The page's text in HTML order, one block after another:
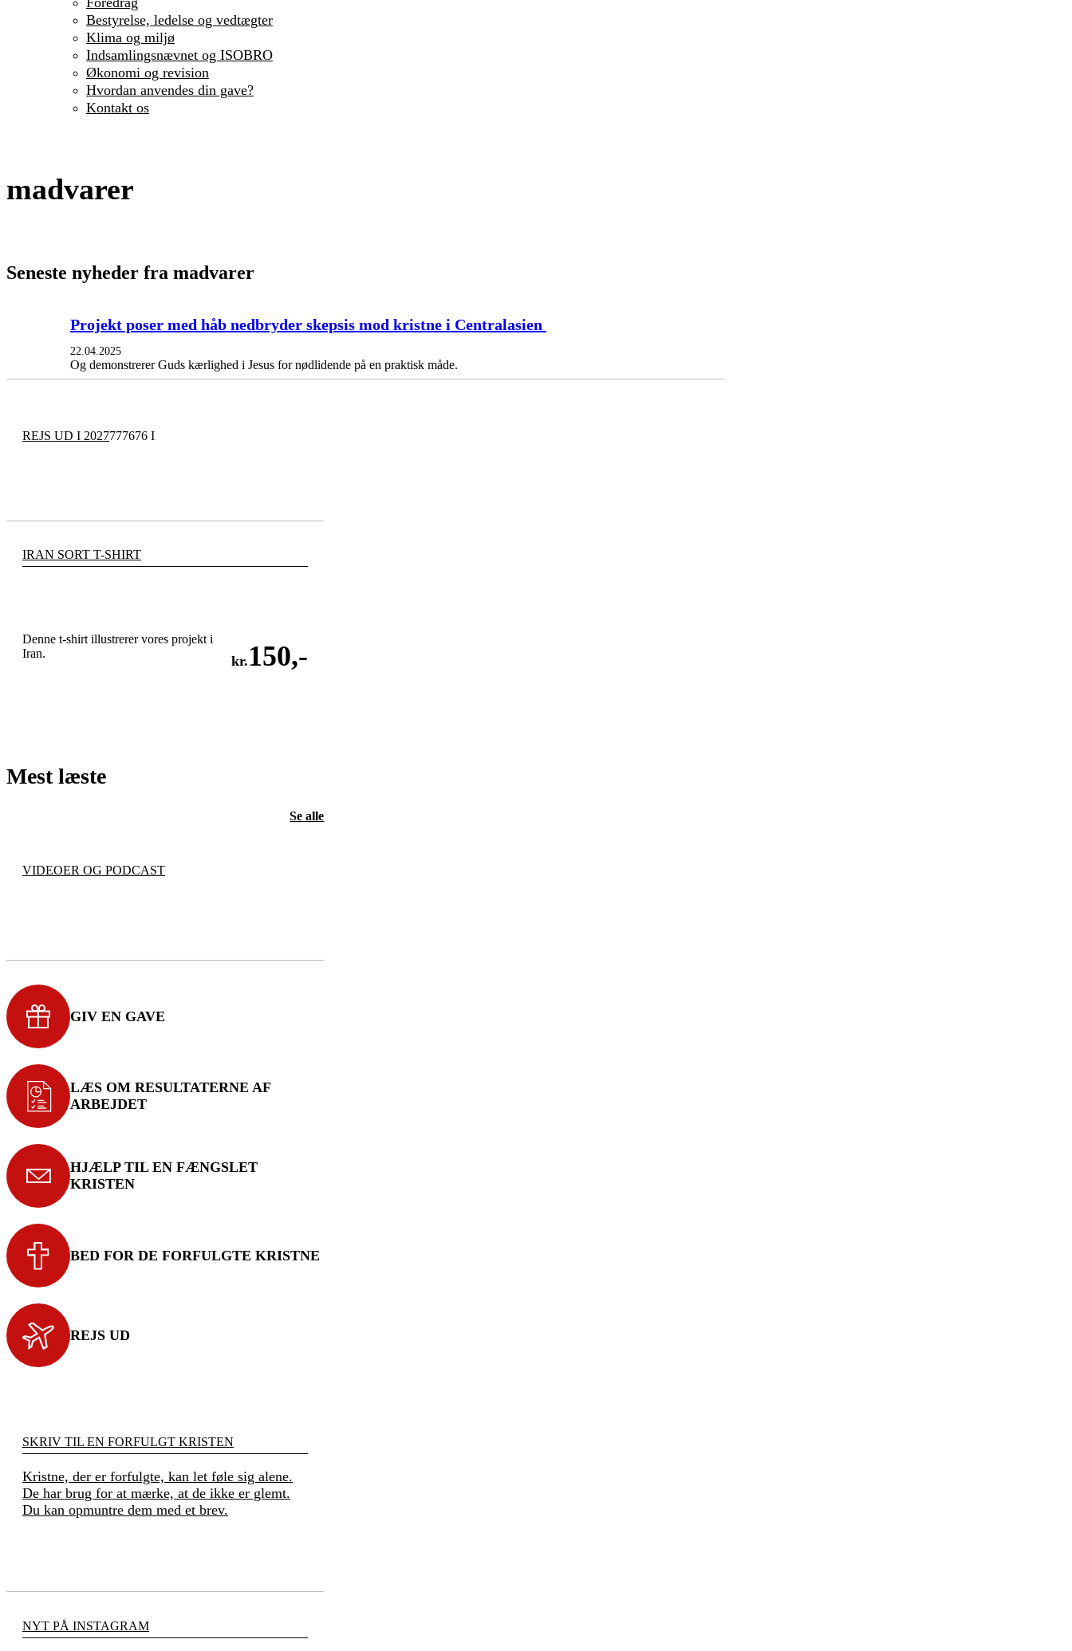
Bestyrelse, ledelse og vedtægter
Klima og miljø
Indsamlingsnævnet og ISOBRO
Økonomi og revision
Hvordan anvendes din gave?
Kontakt os
madvarer
Seneste nyheder fra madvarer
Projekt poser med håb nedbryder skepsis mod kristne i Centralasien
22.04.2025
Og demonstrerer Guds kærlighed i Jesus for nødlidende på en praktisk måde.
REJS UD I 2027777676 I
IRAN SORT T-SHIRT
Denne t-shirt illustrerer vores projekt i
Iran.
kr.150,-
Mest læste
Se alle
VIDEOER OG PODCAST
GIV EN GAVE
LÆS OM RESULTATERNE AF
ARBEJDET
HJÆLP TIL EN FÆNGSLET
KRISTEN
BED FOR DE FORFULGTE KRISTNE
REJS UD
SKRIV TIL EN FORFULGT KRISTEN
Kristne, der er forfulgte, kan let føle sig alene.
De har brug for at mærke, at de ikke er glemt.
Du kan opmuntre dem med et brev.
NYT PÅ INSTAGRAM